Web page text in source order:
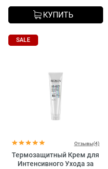
КУПИТЬ
SALE
Отзывы(4)
Термозащитный Крем для
Интенсивного Ухода за